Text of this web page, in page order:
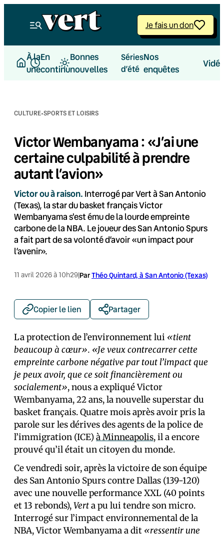
Je fais un don
À la
une
En
continu
Bonnes
nouvelles
Séries
d’été
Nos
enquêtes
CULTURE·SPORTS ET LOISIRS
Victor Wembanyama : «J’ai une
certaine culpabilité à prendre
autant l’avion»
Victor ou à raison. Interrogé par Vert à San Antonio
(Texas), la star du basket français Victor
Wembanyama s'est ému de la lourde empreinte
carbone de la NBA. Le joueur des San Antonio Spurs
a fait part de sa volonté d’avoir «un impact pour
l’avenir».
11 avril 2026 à 10h29|ParThéo Quintard, à San Antonio (Texas)
Copier le lien Partager
Laprotection de l’environnement lui «tient
beaucoup à cœur». «Je veux contrecarrer cette
empreinte carbone négative par tout l’impact que
je peux avoir, que ce soit financièrement ou
socialement», nous a expliquéVictor
Wembanyama, 22 ans, la nouvelle superstar du
basket français. Quatre mois après avoir pris la
parole sur les dérives des agents de la police de
l’immigration (ICE)à Minneapolis, il a encore
prouvé qu’il était un citoyen du monde.
Ce vendredi soir, après la victoire de son équipe
des San Antonio Spurs contre Dallas (139-120)
avec une nouvelle performance XXL (40 points
et 13 rebonds),Verta pu lui tendre son micro.
Interrogé sur l’impact environnemental de la
NBA, Victor Wembanyama a dit «ressentir une